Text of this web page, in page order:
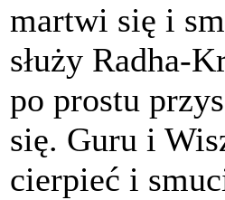
martwi się i
służy Radha-
po prostu
się. Guru i
cierpieć i